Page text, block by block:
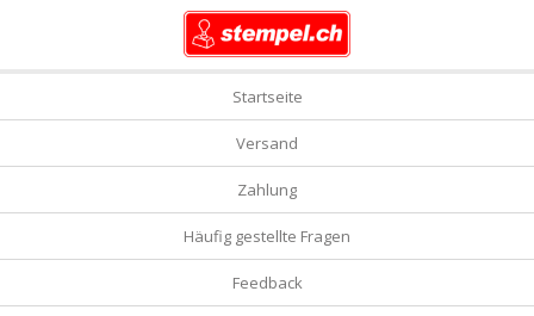
Startseite
Versand
Zahlung
Häufig gestellte Fragen
Feedback